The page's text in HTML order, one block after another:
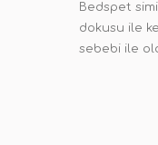
Bedspet
dokusu ile
sebebi ile